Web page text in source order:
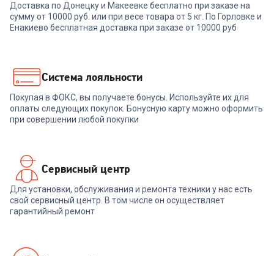
Доставка по Донецку и Макеевке бесплатно при заказе на
сумму от 10000 руб. или при весе товара от 5 кг. По Горловке и
Енакиево бесплатная доставка при заказе от 10000 руб
Система лояльности
Покупая в ФОКС, вы получаете бонусы. Используйте их для
оплаты следующих покупок. Бонусную карту можно оформить
при совершении любой покупки
Сервисный центр
Для установки, обслуживания и ремонта техники у нас есть
свой сервисный центр. В том числе он осуществляет
гарантийный ремонт